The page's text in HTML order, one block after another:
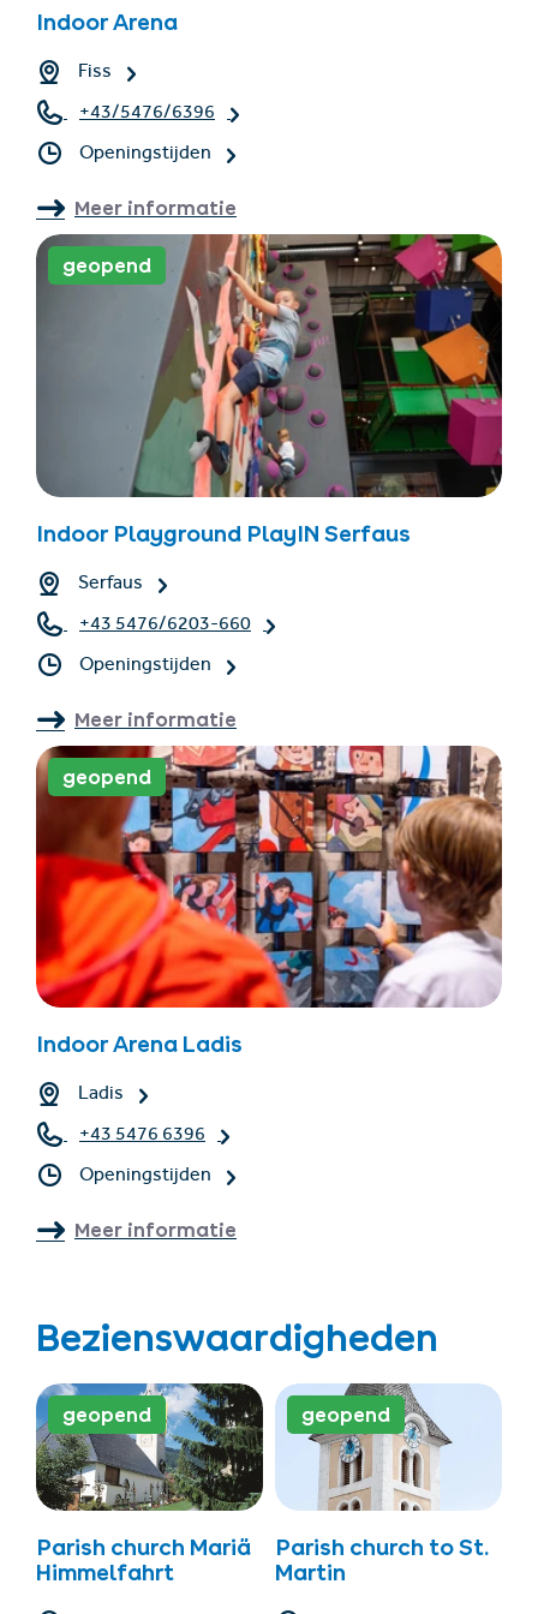
Indoor Arena
Fiss
+43/5476/6396
Openingstijden
Meer informatie
geopend
Indoor Playground PlayIN Serfaus
Serfaus
+43 5476/6203-660
Openingstijden
Meer informatie
geopend
Indoor Arena Ladis
Ladis
+43 5476 6396
Openingstijden
Meer informatie
Bezienswaardigheden
geopend
Parish church Mariä
Himmelfahrt
geopend
Parish church to St.
Martin